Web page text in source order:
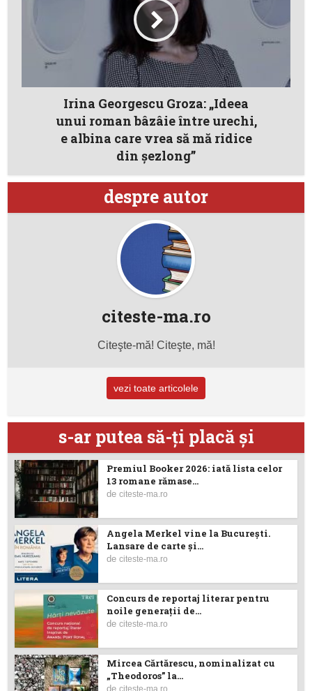
Irina Georgescu Groza: „Ideea
unui roman bâzâie între urechi,
e albina care vrea să mă ridice
din șezlong”
despre autor
citeste-ma.ro
Citeşte-mă! Citeşte, mă!
vezi toate articolele
s-ar putea să-ţi placă şi
Premiul Booker 2026: iată lista celor
13 romane rămase...
deciteste-ma.ro
Angela Merkel vine la București.
Lansare de carte şi...
deciteste-ma.ro
Concurs de reportaj literar pentru
noile generații de...
deciteste-ma.ro
Mircea Cărtărescu, nominalizat cu
„Theodoros” la...
deciteste-ma.ro